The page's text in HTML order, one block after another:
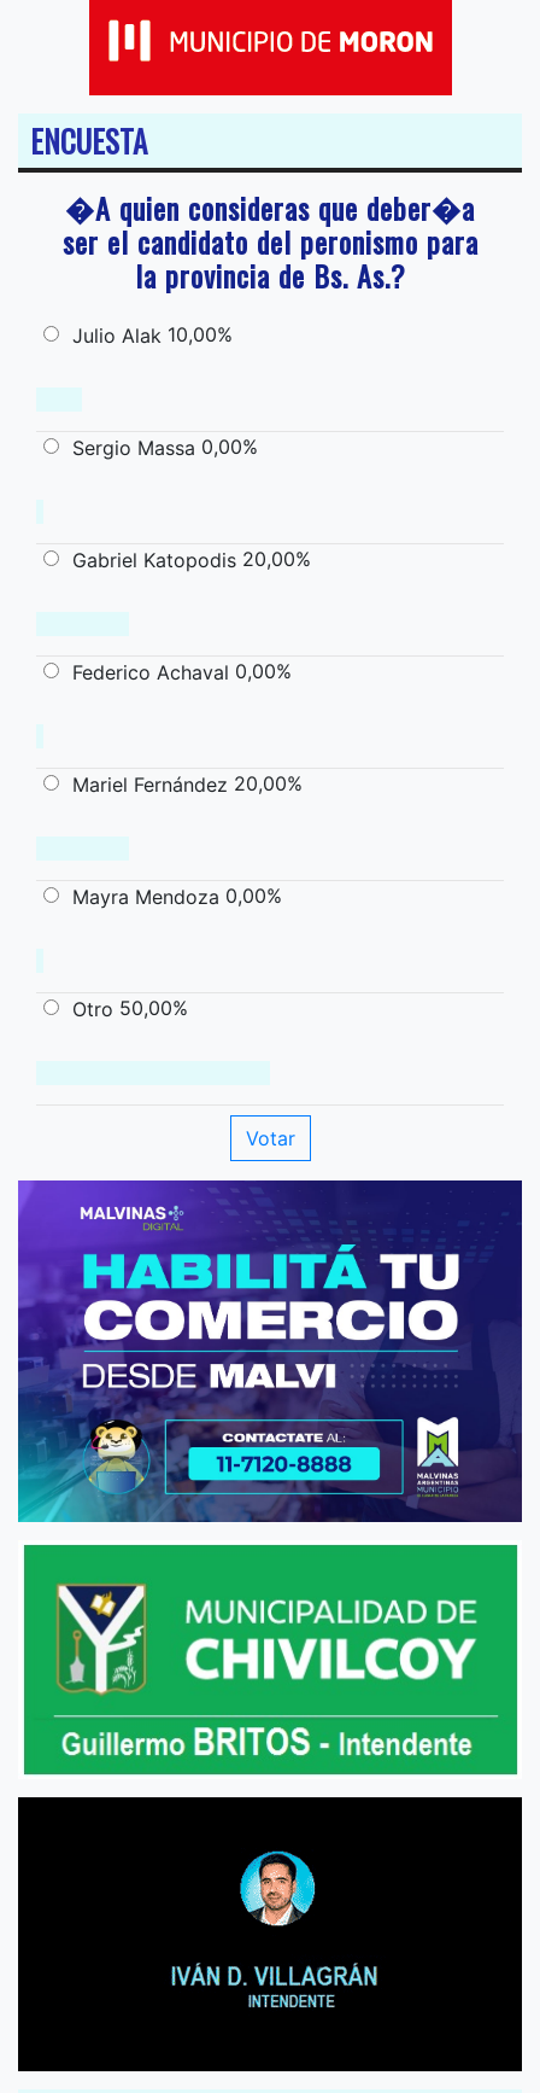
ENCUESTA
�A quien consideras que deber�a
ser el candidato del peronismo para
la provincia de Bs. As.?
Julio Alak 10,00%
Sergio Massa 0,00%
Gabriel Katopodis 20,00%
Federico Achaval 0,00%
Mariel Fernández 20,00%
Mayra Mendoza 0,00%
Otro 50,00%